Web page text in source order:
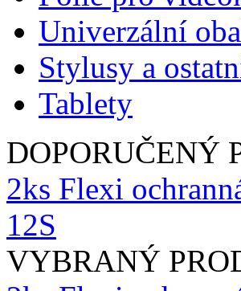
Univerzální
Stylusy a
Tablety
DOPORUČENÝ
2ks Flexi
12S
VYBRANÝ